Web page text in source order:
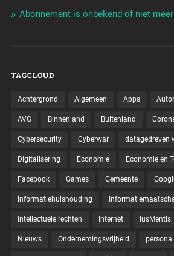
Abonnement is onbekend of niet
TAGCLOUD
Achtergrond Algemeen Apps
AVG Binnenland Buitenland
Cybersecurity Cyberwar datagedreven
Digitalisering Economie Economie en
Facebook Games Gemeente
informatiehuishouding
Intellectuele rechten Internet IusMentis
Nieuws Ondernemingsvrijheid